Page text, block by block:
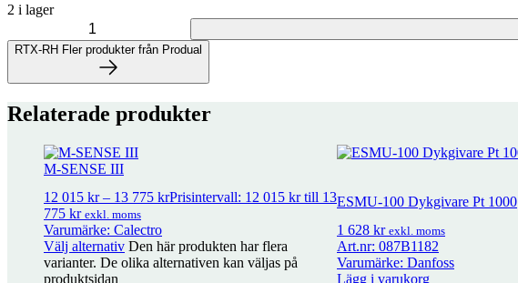
2 i lager
RTX-RH mängd
RTX-RH Fler produkter från Produal
Fler produkter från Produal
VA 10 18kr exkl. moms
Relaterade produkter
M-SENSE III
12 015 kr – 13 775 krPrisintervall: 12 015 kr till 13
775 kr exkl. moms
Varumärke: Calectro
Välj alternativ Den här produkten har flera
varianter. De olika alternativen kan väljas på
produktsidan
ESMU-100 Dykgivare Pt 1000
1 628 kr exkl. moms
Art.nr: 087B1182
Varumärke: Danfoss
Lägg i varukorg